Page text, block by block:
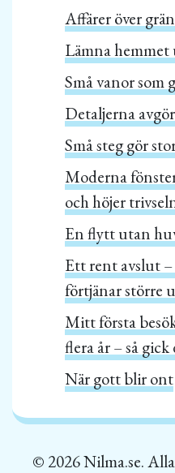
Affärer över
Lämna hemmet
Små vanor som
Detaljerna
Små steg gör
Moderna
och höjer
En flytt utan
Ett rent avslut
förtjänar större
Mitt första
flera år – så
När gott blir ont
© 2026 Nilma.se.